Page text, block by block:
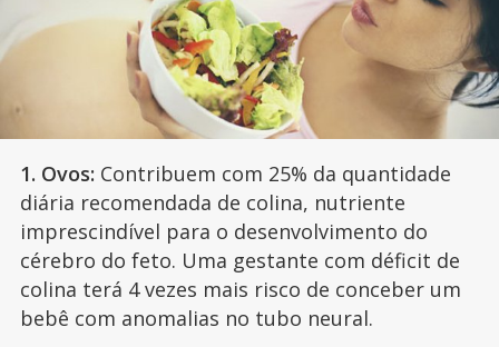
1. Ovos: Contribuem com 25% da quantidade
diária recomendada de colina, nutriente
imprescindível para o desenvolvimento do
cérebro do feto. Uma gestante com déficit de
colina terá 4 vezes mais risco de conceber um
bebê com anomalias no tubo neural.